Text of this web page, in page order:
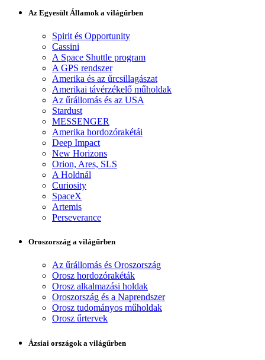
Az Egyesült Államok a világűrben
Spirit és Opportunity
Cassini
A Space Shuttle program
A GPS rendszer
Amerika és az űrcsillagászat
Amerikai távérzékelő műholdak
Az űrállomás és az USA
Stardust
MESSENGER
Amerika hordozórakétái
Deep Impact
New Horizons
Orion, Ares, SLS
A Holdnál
Curiosity
SpaceX
Artemis
Perseverance
Oroszország a világűrben
Az űrállomás és Oroszország
Orosz hordozórakéták
Orosz alkalmazási holdak
Oroszország és a Naprendszer
Orosz tudományos műholdak
Orosz űrtervek
Ázsiai országok a világűrben